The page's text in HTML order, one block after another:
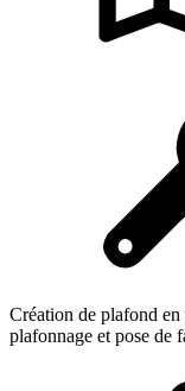
Création de plafond
plafonnage et pose de